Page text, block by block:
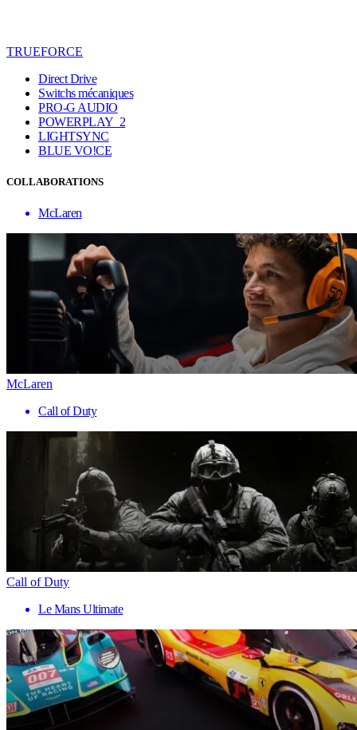
TRUEFORCE
Direct Drive
Switchs mécaniques
PRO-G AUDIO
POWERPLAY 2
LIGHTSYNC
BLUE VO!CE
COLLABORATIONS
McLaren
McLaren
Call of Duty
Call of Duty
Le Mans Ultimate